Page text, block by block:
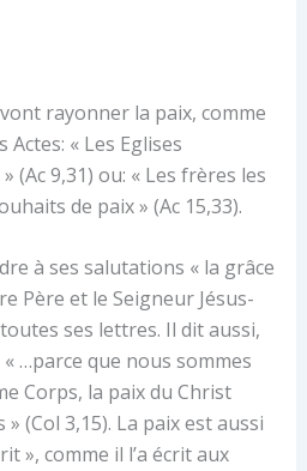
rayonner la paix, comme
« Les Eglises
(Ac 9,31) ou: « Les frères les
de paix » (Ac 15,33).
à ses salutations « la grâce
Père et le Seigneur Jésus-
ses lettres. Il dit aussi,
…parce que nous sommes
Corps, la paix du Christ
(Col 3,15). La paix est aussi
», comme il l’a écrit aux